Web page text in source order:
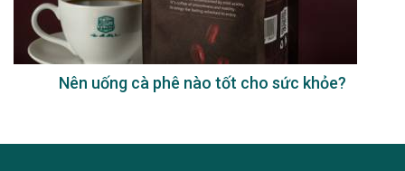
Nên uống cà phê nào tốt cho sức khỏe?